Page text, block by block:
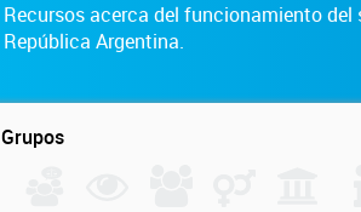
Recursos acerca del funcionamiento
República Argentina.
Grupos